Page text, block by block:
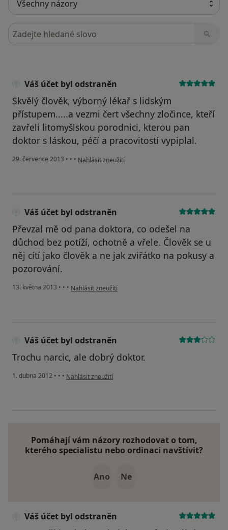
Hledejte v názorech
Váš účet byl odstraněn
Skvělý člověk, výborný lékař s lidským
přístupem.....a vezmi čert všechny zločince, kteří
zavřeli litomyšlskou porodnici, kterou pan
doktor s láskou, péčí a pracovitostí vypiplal.
29. července 2013 • • • podle názoru uživatele Váš účet byl odstraněn
Nahlásit zneužití
Váš účet byl odstraněn
Převzal mě od pana doktora, co odešel na
důchod bez potíží, ochotně a vřele. Člověk se u
něj cítí jako člověk a ne jak zviřátko na pokusy a
pozorování.
13. května 2013 • • • podle názoru uživatele Váš účet byl odstraněn
Nahlásit zneužití
Váš účet byl odstraněn
Trochu narcic, ale dobrý doktor.
1. dubna 2012 • • • podle názoru uživatele Váš účet byl odstraněn
Nahlásit zneužití
Pomáhají vám názory rozhodovat o tom,
kterého specialistu nebo ordinaci navštívit?
Ano Ne
Váš účet byl odstraněn